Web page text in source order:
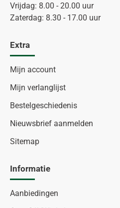
Vrijdag: 8.00 - 20.00 uur
Zaterdag: 8.30 - 17.00 uur
Extra
Mijn account
Mijn verlanglijst
Bestelgeschiedenis
Nieuwsbrief aanmelden
Sitemap
Informatie
Aanbiedingen